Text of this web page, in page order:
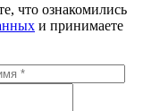
что ознакомились
и принимаете